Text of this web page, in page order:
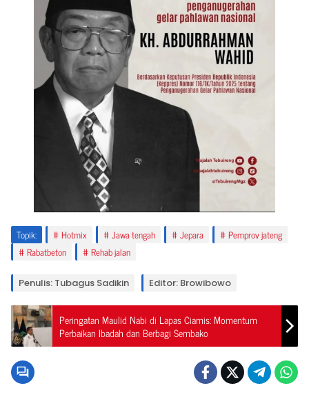
Topik: Hotmix Jawa tengah Jepara
Pemprov jateng
Rabatbeton
Rehab jalan
Penulis: Tubagus Sadikin Editor: Browibowo
Peringatan Maulid Nabi di Lapas Ciamis: Momentum
Perbaikan Ibadah dan Berbagi Sembako